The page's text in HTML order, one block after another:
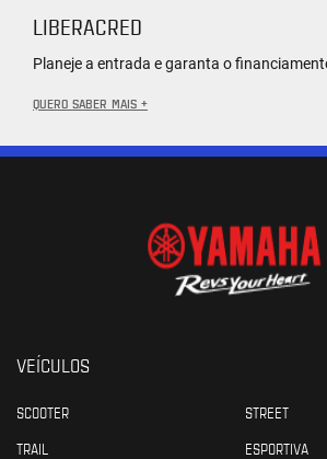
LIBERACRED
Planeje a entrada e garanta o
QUERO SABER MAIS +
VEÍCULOS
SCOOTER
STREET
TRAIL
ESPORTIVA